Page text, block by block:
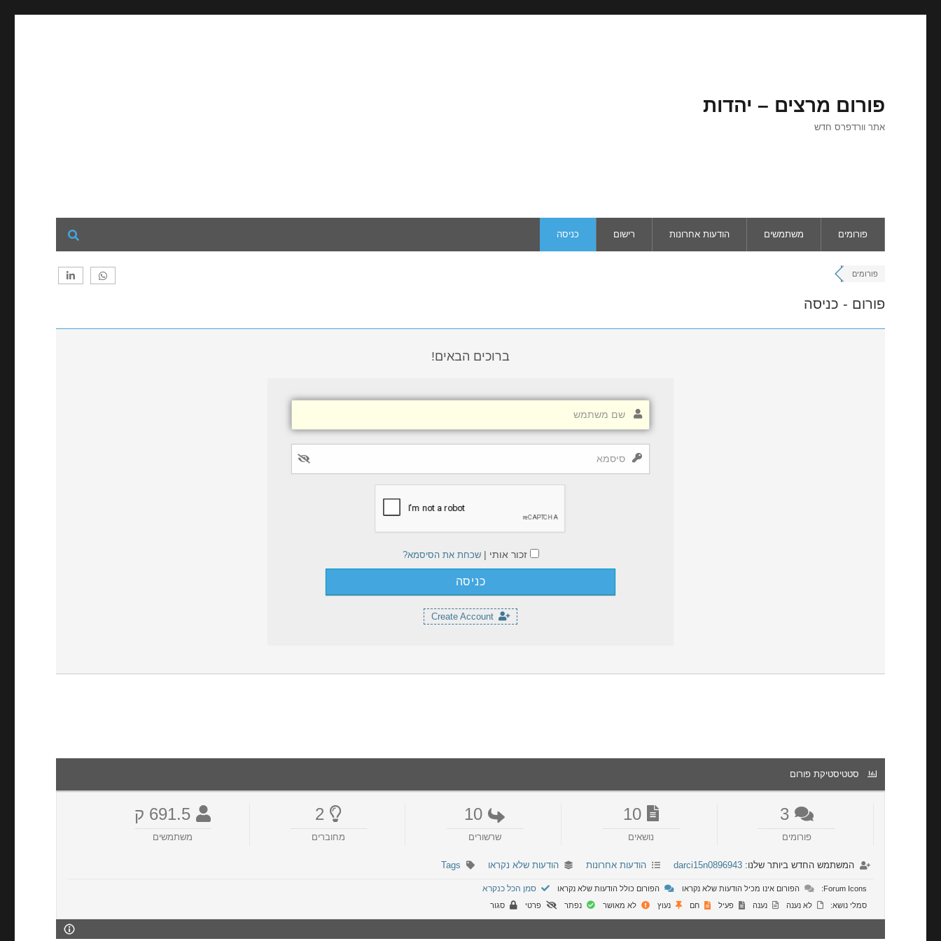
פורום מרצים – יהדות
אתר וורדפרס חדש
פורומים משתמשים הודעות אחרונות רישום כניסה
פורומים
פורום - כניסה
ברוכים הבאים!
זכור אותי |שכחת את הסיסמא?
סטטיסטיקת פורום
3
פורומים
10
נושאים
10
שרשורים
2
מחוברים
691.5 ק
משתמשים
המשתמש החדש ביותר שלנו:darci15n0896943 הודעות אחרונות הודעות שלא נקראו Tags
Forum Icons: הפורום אינו מכיל הודעות שלא נקראו הפורום כולל הודעות שלא נקראו סמן הכל כנקרא
סמלי נושא: לא נענה נענה פעיל חם נעוץ לא מאושר נפתר פרטי סגור